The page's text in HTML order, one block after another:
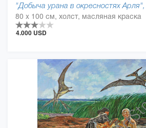
"Добыча урана в окресностях
80 x 100 см, холст, масляная краска
4.000 USD